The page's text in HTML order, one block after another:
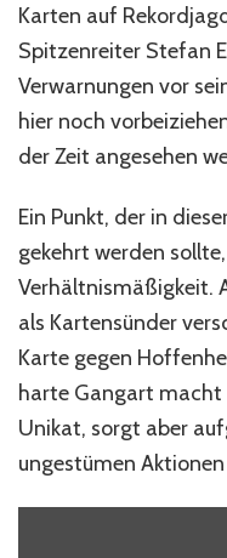
Karten auf
Spitzenreiter Stefan
Verwarnungen vor
hier noch
der Zeit angesehen
Ein Punkt, der in
gekehrt werden
Verhältnismäßigkeit.
als Kartensünder
Karte gegen
harte Gangart macht
Unikat, sorgt aber
ungestümen
INHALT